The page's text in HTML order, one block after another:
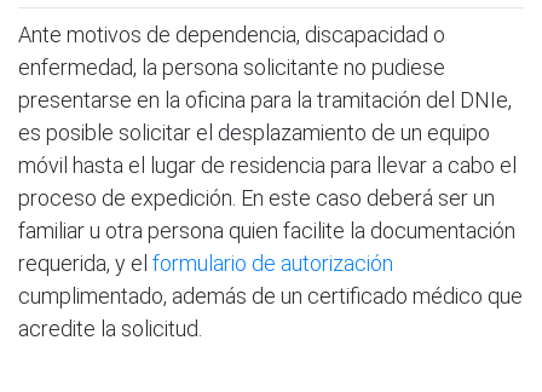
Ante motivos de dependencia, discapacidad o
enfermedad, la persona solicitante no pudiese
presentarse en la oficina para la tramitación del DNIe,
es posible solicitar el desplazamiento de un equipo
móvil hasta el lugar de residencia para llevar a cabo el
proceso de expedición. En este caso deberá ser un
familiar u otra persona quien facilite la documentación
requerida, y el formulario de autorización
cumplimentado, además de un certificado médico que
acredite la solicitud.